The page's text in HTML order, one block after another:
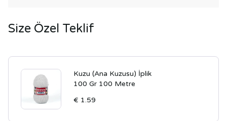
Size Özel Teklif
Kuzu (Ana Kuzusu) İplik
100 Gr 100 Metre
€ 1.59